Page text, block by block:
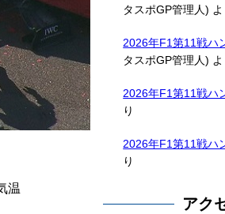
温
タスポGP管理人) よ
2026年F1第11戦ハ
タスポGP管理人) よ
2026年F1第11戦ハ
り
2026年F1第11戦ハ
り
アク